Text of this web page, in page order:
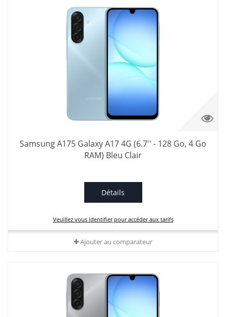
Samsung A175 Galaxy A17 4G (6.7'' - 128 Go, 4 Go
RAM) Bleu Clair
Détails
Veuillez vous identifier pour accéder aux tarifs
Ajouter au comparateur